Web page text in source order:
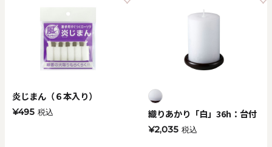
価格で探す
OK
炎じまん（６本入り）
¥495 税込 織りあかり「白」36h：台付
¥2,035 税込